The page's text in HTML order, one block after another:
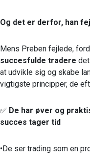
Og det er derfor, han
Mens Preben fejlede,
succesfulde tradere
at udvikle sig og skabe
vigtigste principper, de
✅ De har øver og
succes tager tid
•De ser trading som en